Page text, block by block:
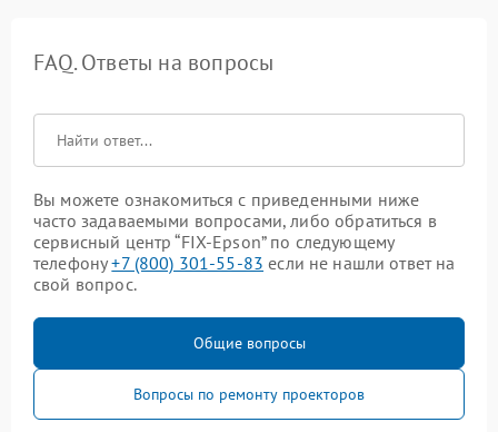
FAQ. Ответы на вопросы
Вы можете ознакомиться с приведенными ниже
часто задаваемыми вопросами, либо обратиться в
сервисный центр “FIX-Epson” по следующему
телефону+7 (800) 301-55-83 если не нашли ответ на
свой вопрос.
Общие вопросы
Вопросы по ремонту проекторов